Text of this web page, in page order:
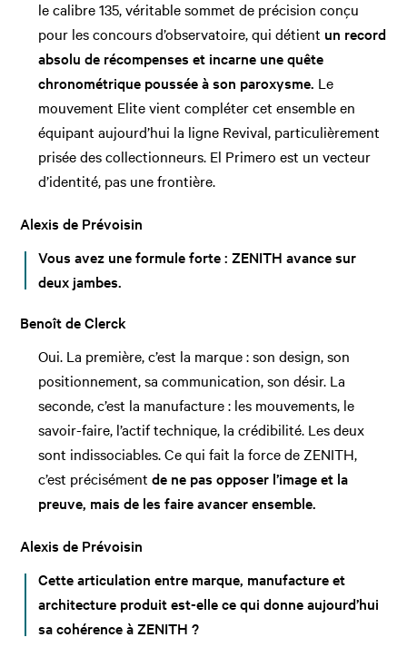
le calibre 135, véritable sommet de précision conçu
pour les concours d’observatoire, qui détient un record
absolu de récompenses et incarne une quête
chronométrique poussée à son paroxysme. Le
mouvement Elite vient compléter cet ensemble en
équipant aujourd’hui la ligne Revival, particulièrement
prisée des collectionneurs. El Primero est un vecteur
d’identité, pas une frontière.
Alexis de Prévoisin
Vous avez une formule forte : ZENITH avance sur
deux jambes.
Benoît de Clerck
Oui. La première, c’est la marque : son design, son
positionnement, sa communication, son désir. La
seconde, c’est la manufacture : les mouvements, le
savoir-faire, l’actif technique, la crédibilité. Les deux
sont indissociables. Ce qui fait la force de ZENITH,
c’est précisémentde ne pas opposer l’image et la
preuve, mais de les faire avancer ensemble.
Alexis de Prévoisin
Cette articulation entre marque, manufacture et
architecture produit est-elle ce qui donne aujourd’hui
sa cohérence à ZENITH ?